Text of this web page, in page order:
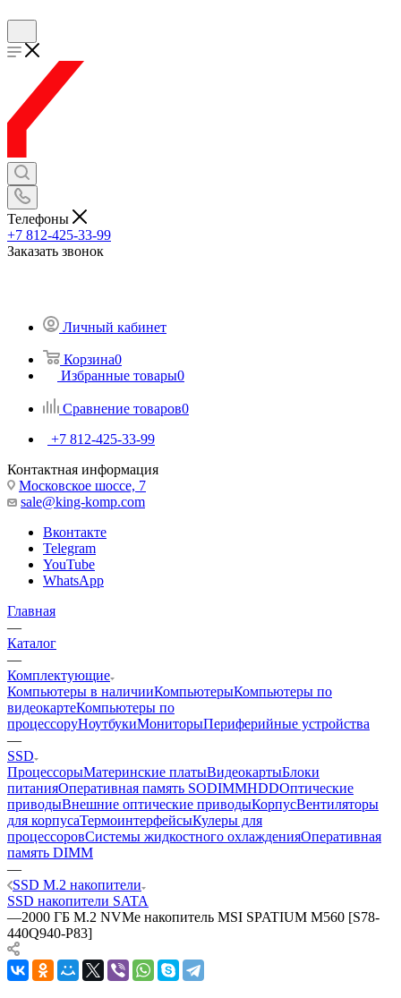
Телефоны
+7 812-425-33-99
Заказать звонок
Личный кабинет
Корзина0
Избранные товары0
Сравнение товаров0
+7 812-425-33-99
Контактная информация
Московское шоссе, 7
sale@king-komp.com
Вконтакте
Telegram
YouTube
WhatsApp
Главная
—
Каталог
—
Комплектующие
Компьютеры в наличииКомпьютерыКомпьютеры по
видеокартеКомпьютеры по
процессоруНоутбукиМониторыПериферийные устройства
—
SSD
ПроцессорыМатеринские платыВидеокартыБлоки
питанияОперативная память SODIMMHDDОптические
приводыВнешние оптические приводыКорпусВентиляторы
для корпусаТермоинтерфейсыКулеры для
процессоровСистемы жидкостного охлажденияОперативная
память DIMM
—
SSD M.2 накопители
SSD накопители SATA
—2000 ГБ M.2 NVMe накопитель MSI SPATIUM M560 [S78-
440Q940-P83]